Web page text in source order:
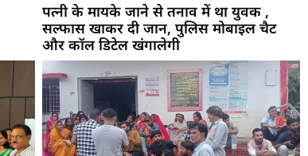
पत्नी के मायके जाने से तनाव में था युवक ,
सल्फास खाकर दी जान, पुलिस मोबाइल चैट
और कॉल डिटेल खंगालेगी